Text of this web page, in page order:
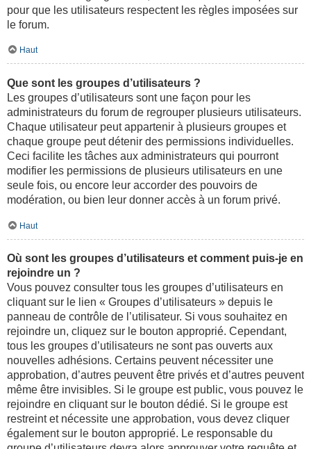
pour que les utilisateurs respectent les règles imposées sur
le forum.
Haut
Que sont les groupes d’utilisateurs ?
Les groupes d’utilisateurs sont une façon pour les
administrateurs du forum de regrouper plusieurs utilisateurs.
Chaque utilisateur peut appartenir à plusieurs groupes et
chaque groupe peut détenir des permissions individuelles.
Ceci facilite les tâches aux administrateurs qui pourront
modifier les permissions de plusieurs utilisateurs en une
seule fois, ou encore leur accorder des pouvoirs de
modération, ou bien leur donner accès à un forum privé.
Haut
Où sont les groupes d’utilisateurs et comment puis-je en
rejoindre un ?
Vous pouvez consulter tous les groupes d’utilisateurs en
cliquant sur le lien « Groupes d’utilisateurs » depuis le
panneau de contrôle de l’utilisateur. Si vous souhaitez en
rejoindre un, cliquez sur le bouton approprié. Cependant,
tous les groupes d’utilisateurs ne sont pas ouverts aux
nouvelles adhésions. Certains peuvent nécessiter une
approbation, d’autres peuvent être privés et d’autres peuvent
même être invisibles. Si le groupe est public, vous pouvez le
rejoindre en cliquant sur le bouton dédié. Si le groupe est
restreint et nécessite une approbation, vous devez cliquer
également sur le bouton approprié. Le responsable du